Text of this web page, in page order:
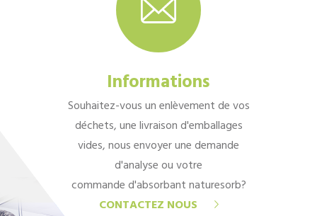
Informations
Souhaitez-vous un enlèvement de vos
déchets, une livraison d'emballages
vides, nous envoyer une demande
d'analyse ou votre
commande d'absorbant naturesorb?
CONTACTEZ NOUS